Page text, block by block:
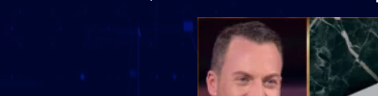
banori i parë që lë shtëpinë
dhe humb mundësinë për
të fituar çmimin e madh
vajzën dhe
S’kemi
apo jo?